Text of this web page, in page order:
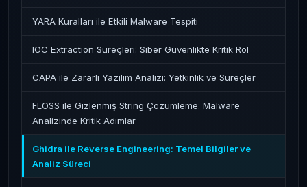
YARA Kuralları ile Etkili Malware Tespiti
IOC Extraction Süreçleri: Siber Güvenlikte Kritik Rol
CAPA ile Zararlı Yazılım Analizi: Yetkinlik ve Süreçler
FLOSS ile Gizlenmiş String Çözümleme: Malware
Analizinde Kritik Adımlar
Ghidra ile Reverse Engineering: Temel Bilgiler ve
Analiz Süreci